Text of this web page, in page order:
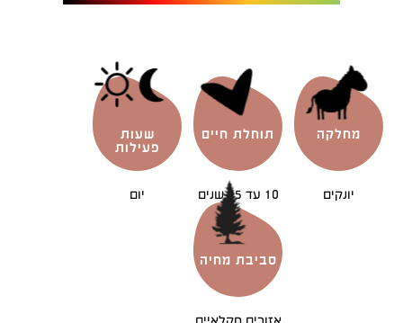
מחלקה
יונקים
תוחלת חיים
10 עד 15 שנים
שעות
פעילות
יום
סביבת מחיה